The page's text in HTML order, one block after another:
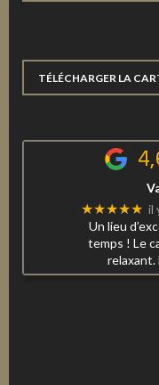
TÉLÉCHARGER LA
★★★★★ il
Un lieu
temps ! Le
relaxant.